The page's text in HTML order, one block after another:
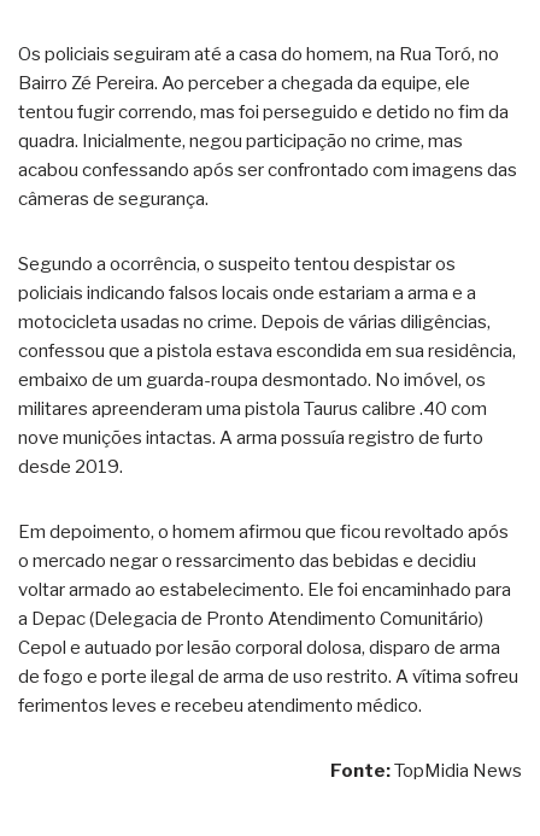
Os policiais seguiram até a casa do homem, na Rua Toró, no
Bairro Zé Pereira. Ao perceber a chegada da equipe, ele
tentou fugir correndo, mas foi perseguido e detido no fim da
quadra. Inicialmente, negou participação no crime, mas
acabou confessando após ser confrontado com imagens das
câmeras de segurança.
Segundo a ocorrência, o suspeito tentou despistar os
policiais indicando falsos locais onde estariam a arma e a
motocicleta usadas no crime. Depois de várias diligências,
confessou que a pistola estava escondida em sua residência,
embaixo de um guarda-roupa desmontado. No imóvel, os
militares apreenderam uma pistola Taurus calibre .40 com
nove munições intactas. A arma possuía registro de furto
desde 2019.
Em depoimento, o homem afirmou que ficou revoltado após
o mercado negar o ressarcimento das bebidas e decidiu
voltar armado ao estabelecimento. Ele foi encaminhado para
a Depac (Delegacia de Pronto Atendimento Comunitário)
Cepol e autuado por lesão corporal dolosa, disparo de arma
de fogo e porte ilegal de arma de uso restrito. A vítima sofreu
ferimentos leves e recebeu atendimento médico.
Fonte:TopMidia News